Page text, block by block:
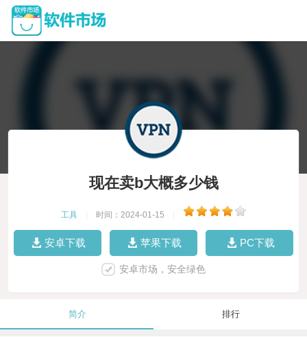
现在卖b大概多少钱
工具 时间：2024-01-15
安卓下载 苹果下载 PC下载
安卓市场，安全绿色
简介 排行